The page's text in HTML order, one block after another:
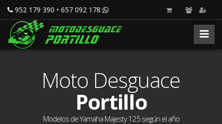
952 179 390 • 657 092 178
Moto Desguace
Portillo
Modelos de Yamaha Majesty 125 según el año